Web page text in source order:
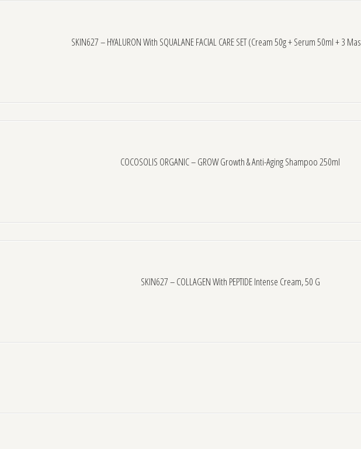
SKIN627 – HYALURON With SQUALANE FACIAL CARE SET (cream 50g + Serum 50ml + 3
COCOSOLIS ORGANIC – GROW Growth & Anti-Aging Shampoo 250ml
SKIN627 – COLLAGEN With PEPTIDE Intense Cream, 50 G